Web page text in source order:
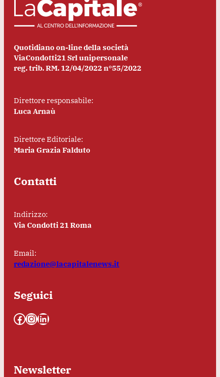
Quotidiano on-line della società
ViaCondotti21 Srl unipersonale
reg. trib. RM. 12/04/2022 n°55/2022
Direttore responsabile:
Luca Arnaù
Direttore Editoriale:
Maria Grazia Falduto
Contatti
Indirizzo:
Via Condotti 21 Roma
Email:
redazione@lacapitalenews.it
Seguici
Facebook InstagramLinkedIn
Newsletter